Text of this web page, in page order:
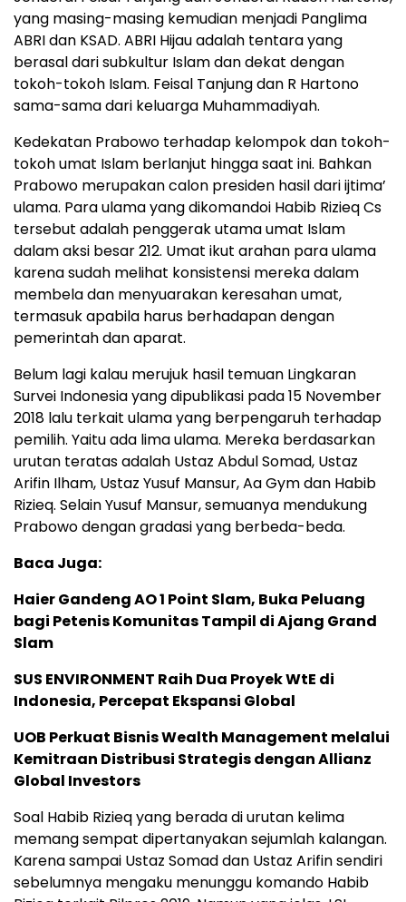
yang masing-masing kemudian menjadi Panglima
ABRI dan KSAD. ABRI Hijau adalah tentara yang
berasal dari subkultur Islam dan dekat dengan
tokoh-tokoh Islam. Feisal Tanjung dan R Hartono
sama-sama dari keluarga Muhammadiyah.
Kedekatan Prabowo terhadap kelompok dan tokoh-
tokoh umat Islam berlanjut hingga saat ini. Bahkan
Prabowo merupakan calon presiden hasil dari ijtima’
ulama. Para ulama yang dikomandoi Habib Rizieq Cs
tersebut adalah penggerak utama umat Islam
dalam aksi besar 212. Umat ikut arahan para ulama
karena sudah melihat konsistensi mereka dalam
membela dan menyuarakan keresahan umat,
termasuk apabila harus berhadapan dengan
pemerintah dan aparat.
Belum lagi kalau merujuk hasil temuan Lingkaran
Survei Indonesia yang dipublikasi pada 15 November
2018 lalu terkait ulama yang berpengaruh terhadap
pemilih. Yaitu ada lima ulama. Mereka berdasarkan
urutan teratas adalah Ustaz Abdul Somad, Ustaz
Arifin Ilham, Ustaz Yusuf Mansur, Aa Gym dan Habib
Rizieq. Selain Yusuf Mansur, semuanya mendukung
Prabowo dengan gradasi yang berbeda-beda.
Baca Juga:
Haier Gandeng AO 1 Point Slam, Buka Peluang
bagi Petenis Komunitas Tampil di Ajang Grand
Slam
SUS ENVIRONMENT Raih Dua Proyek WtE di
Indonesia, Percepat Ekspansi Global
UOB Perkuat Bisnis Wealth Management melalui
Kemitraan Distribusi Strategis dengan Allianz
Global Investors
Soal Habib Rizieq yang berada di urutan kelima
memang sempat dipertanyakan sejumlah kalangan.
Karena sampai Ustaz Somad dan Ustaz Arifin sendiri
sebelumnya mengaku menunggu komando Habib